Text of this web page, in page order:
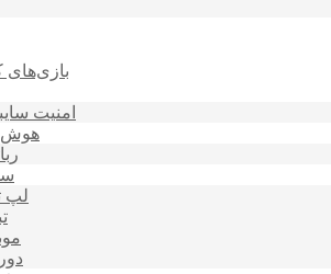
بازی‌های
امنیت
هوش
لپ